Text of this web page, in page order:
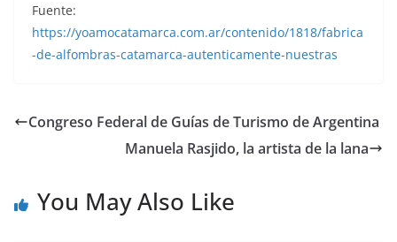
Fuente:
https://yoamocatamarca.com.ar/contenido/1818/fabrica
-de-alfombras-catamarca-autenticamente-nuestras
Congreso Federal de Guías de Turismo de Argentina
Manuela Rasjido, la artista de la lana
You May Also Like